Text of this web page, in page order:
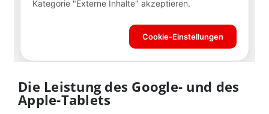
Die Leistung des Google- und des
Apple-Tablets